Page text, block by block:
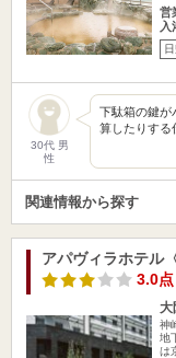
営
入
30代 男
性
下駄箱の鍵が
算したりする
関連情報から探す
アパヴィラホテル
3.0点
大
神
地
は